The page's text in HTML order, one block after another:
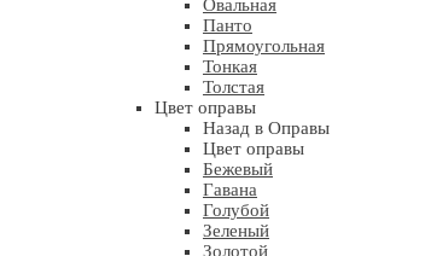
Овальная
Панто
Прямоугольная
Тонкая
Толстая
Цвет оправы
Назад в Оправы
Цвет оправы
Бежевый
Гавана
Голубой
Зеленый
Золотой